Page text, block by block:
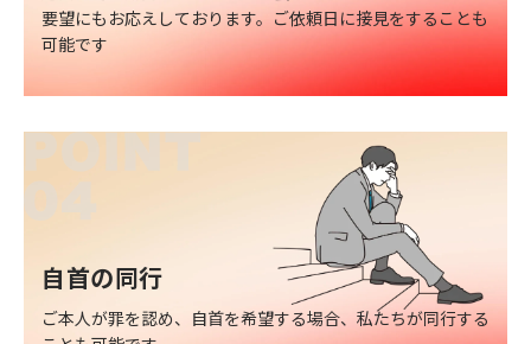
要望にもお応えしております。 ご依頼日に接見をすることも
可能です
自首の同行
ご本人が罪を認め、自首を希望する場合、私たちが同行する